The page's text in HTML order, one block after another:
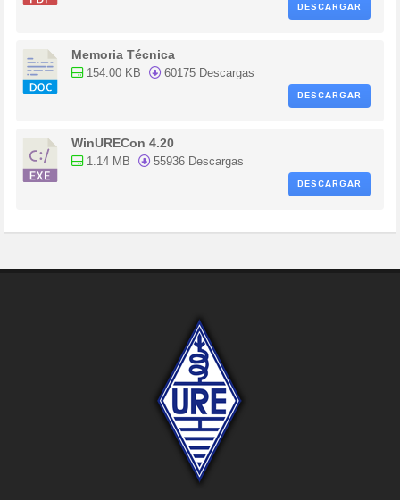
DESCARGAR
Memoria Técnica
154.00 KB
60175 Descargas
DESCARGAR
WinURECon 4.20
1.14 MB
55936 Descargas
DESCARGAR